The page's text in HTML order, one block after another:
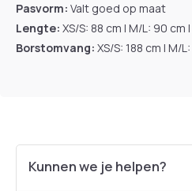
Pasvorm: Valt goed op maat
Lengte: XS/S: 88 cm | M/L: 90 cm
Borstomvang: XS/S: 188 cm | M/
Kunnen we je helpen?